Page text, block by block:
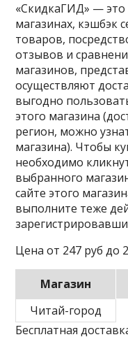
«СкидкаГИД» — это
магазинах, кэшбэк
товаров,
отзывов и
магазинов,
осуществляют
выгодно
этого магазина
регион, можно
магазина). Чтобы
необходимо
выбранного
сайте этого
выполните теже
Цена от 247 руб до
Магазин
Читай-город
Бесплатная